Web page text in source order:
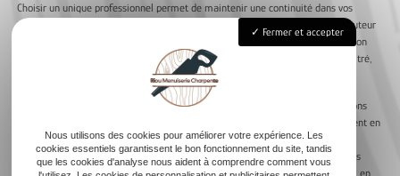
Choisir un unique professionnel permet de maintenir une continuité dans vos
travaux d’installation. Le suivi est alors cohérent et simplifié. Un seul interlocuteur
s’occupe de l’intégralité de votre projet. Ce suivi englobe aussi bien l’installation
que l’entretien régulier des volets roulants solaires. Avec un professionnel attitré,
vous bénéficiez d’une assistance rapide et personnalisée.
Un unique installateur facilite la gestion d’éventuels dépannages ou réparations
des volets roulants. Ce dernier reste le mieux placé pour intervenir efficacement en
cas de problème. Cette continuité dans la prestation assure une relation de
confiance entre vous et le professionnel. Le choix de ne pas multiplier les devis
vous garantit une expertise focalisée sur vos besoins spécifiques. Vous gagnez en
Fermer et accepter
Nous utilisons des cookies pour améliorer votre expérience. Les
cookies essentiels garantissent le bon fonctionnement du site, tandis
que les cookies d'analyse nous aident à comprendre comment vous